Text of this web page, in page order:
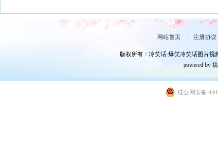
网站首页| 注册协议
版权所有：冷笑话-爆笑冷笑话图片视
powered by
桂公网安备